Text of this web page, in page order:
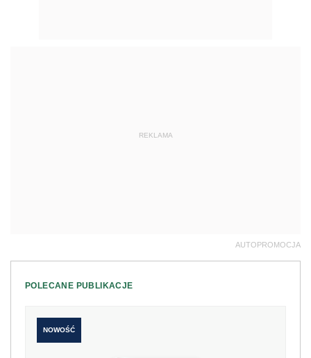
REKLAMA
AUTOPROMOCJA
POLECANE PUBLIKACJE
NOWOŚĆ